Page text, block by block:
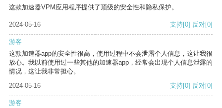
这款加速器VPM应用程序提供了顶级的安全性和隐私保护。
2024-05-16 支持[0] 反对[0]
游客
这款加速器app的安全性很高，使用过程中不会泄露个人信息，这让我很
放心。我以前使用过一些其他的加速器app，经常会出现个人信息泄露的
情况，这让我非常担心。
2024-05-16
支持[0] 反对[0]
游客